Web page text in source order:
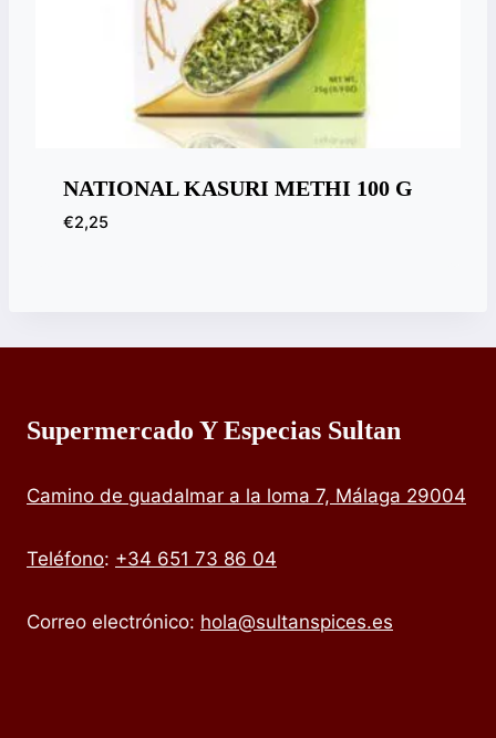
NATIONAL KASURI METHI 100 G
€2,25
Supermercado Y Especias Sultan
Camino de guadalmar a la loma 7, Málaga 29004
Teléfono: +34 651 73 86 04
Correo electrónico: hola@sultanspices.es